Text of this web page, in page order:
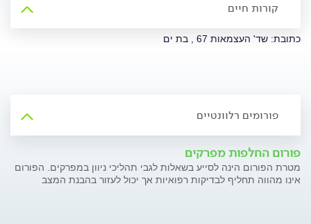
קורות חיים
כתובת: שד' העצמאות 67 , בת ים
פורומים רלוונטיים
פורום החלפות מפרקים
מטרת הפורום הינה לסייע בשאלות לגבי תהליכי ניוון במפרקים. הפורום
אינו מהווה תחליף לבדיקות רפואיות אך יכול לעזור בהבנת המצב